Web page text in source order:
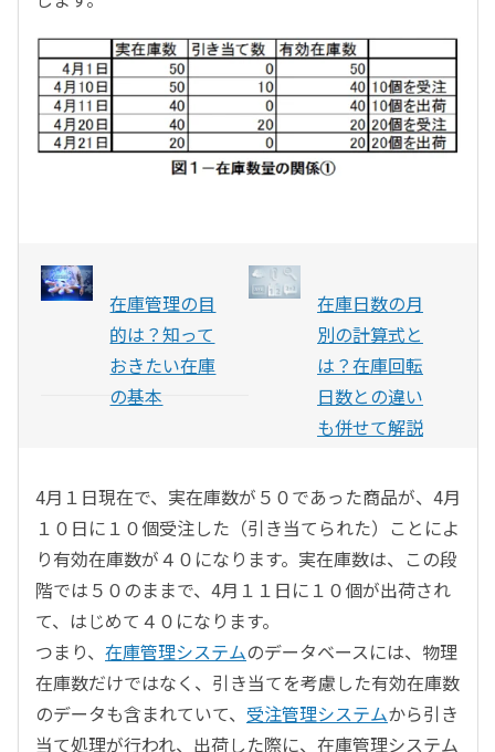
在庫管理の目
的は？知って
おきたい在庫
の基本
在庫日数の月
別の計算式と
は？在庫回転
日数との違い
も併せて解説
4月１日現在で、実在庫数が５０であった商品が、4月
１０日に１０個受注した（引き当てられた）ことによ
り有効在庫数が４０になります。実在庫数は、この段
階では５０のままで、4月１１日に１０個が出荷され
て、はじめて４０になります。
つまり、 在庫管理システムのデータベースには、物理
在庫数だけではなく、引き当てを考慮した有効在庫数
のデータも含まれていて、 受注管理システムから引き
当て処理が行われ、出荷した際に、在庫管理システム